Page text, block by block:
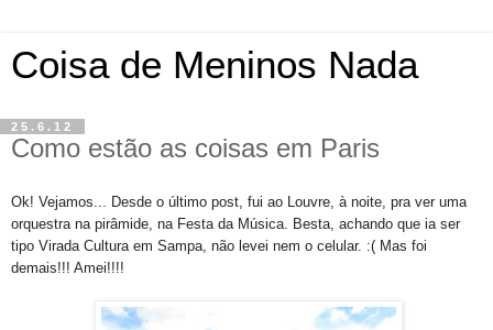
Coisa de Meninos Nada
25.6.12
Como estão as coisas em Paris
Ok! Vejamos... Desde o último post, fui ao Louvre, à noite, pra ver uma
orquestra na pirâmide, na Festa da Música. Besta, achando que ia ser
tipo Virada Cultura em Sampa, não levei nem o celular. :( Mas foi
demais!!! Amei!!!!